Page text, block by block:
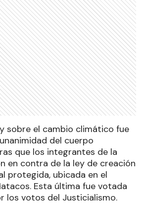
sobre el cambio climático fue
del cuerpo
que los integrantes de la
en contra de la ley de creación
protegida, ubicada en el
Esta última fue votada
los votos del Justicialismo.